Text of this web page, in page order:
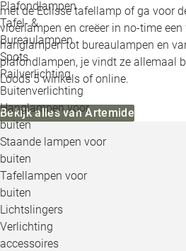
Plafondlampen
Tafel- &
Bureaulampen
Spots
Railverlichting
Buitenverlichting
Hanglampen voor
buiten
Staande lampen voor
buiten
Tafellampen voor
buiten
Lichtslingers
Verlichting
accessoires
met de Eclisse tafellamp of ga voor
vloerlampen en creëer in no-time
hanglampen tot bureaulampen en
plafondlampen, je vindt ze allemaal
Loods 5 winkels of online.
Bekijk alles van Artemide